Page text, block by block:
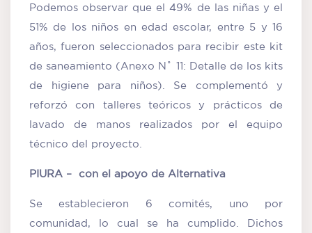
Podemos observar que el 49% de las niñas y el
51% de los niños en edad escolar, entre 5 y 16
años, fueron seleccionados para recibir este kit
de saneamiento (Anexo N˚ 11: Detalle de los kits
de higiene para niños). Se complementó y
reforzó con talleres teóricos y prácticos de
lavado de manos realizados por el equipo
técnico del proyecto.
PIURA – con el apoyo de Alternativa
Se establecieron 6 comités, uno por
comunidad, lo cual se ha cumplido. Dichos